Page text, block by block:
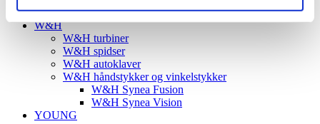
VELA Medical
W&H
W&H turbiner
W&H spidser
W&H autoklaver
W&H håndstykker og vinkelstykker
W&H Synea Fusion
W&H Synea Vision
YOUNG